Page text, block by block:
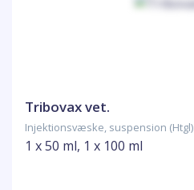
Tribovax vet.
Injektionsvæske, suspension (Htgl)
1 x 50 ml, 1 x 100 ml